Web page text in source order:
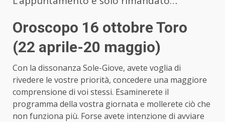
Oroscopo 16 ottobre Toro
(22 aprile-20 maggio)
Con la dissonanza Sole-Giove, avete voglia di
rivedere le vostre priorità, concedere una maggiore
comprensione di voi stessi. Esaminerete il
programma della vostra giornata e mollerete ciò che
non funziona più. Forse avete intenzione di avviare